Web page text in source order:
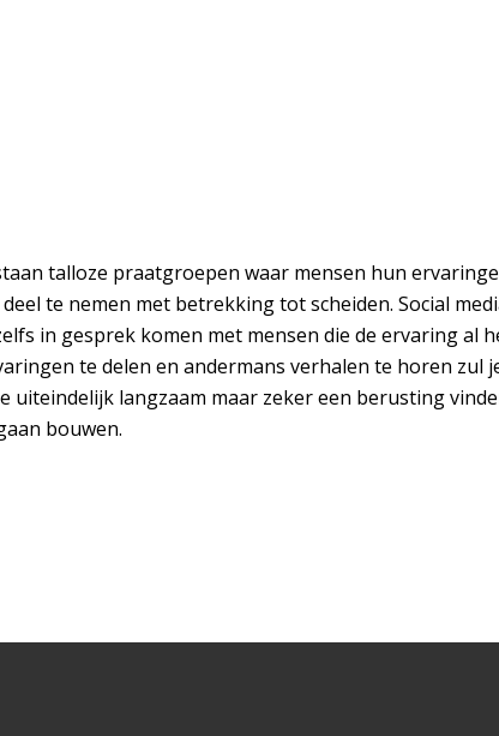
talloze praatgroepen waar mensen hun
te nemen met betrekking tot scheiden. Social
in gesprek komen met mensen die de ervaring al
te delen en andermans verhalen te horen zul
langzaam maar zeker een berusting
bouwen.